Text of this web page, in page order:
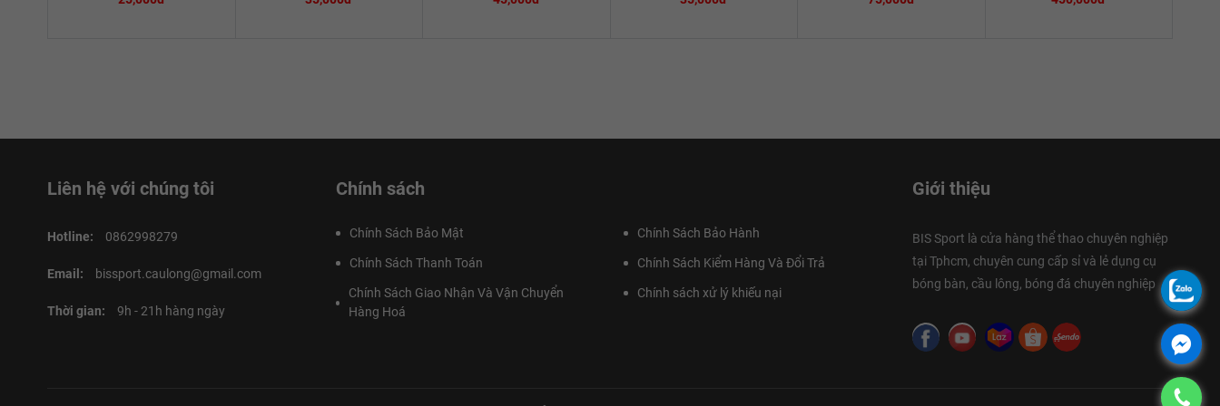
Liên hệ với chúng tôi
Hotline: 0862998279
Email: bissport.caulong@gmail.com
Thời gian: 9h - 21h hàng ngày
Chính sách
Chính Sách Bảo Mật Chính Sách Bảo Hành
Chính Sách Thanh Toán Chính Sách Kiểm Hàng Và Đổi Trả
Chính Sách Giao Nhận Và Vận Chuyển
Hàng Hoá
Chính sách xử lý khiếu nại
Giới thiệu
BIS Sport là cửa hàng thể thao chuyên nghiệp
tại Tphcm, chuyên cung cấp sỉ và lẻ dụng cụ
bóng bàn, cầu lông, bóng đá chuyên nghiệp